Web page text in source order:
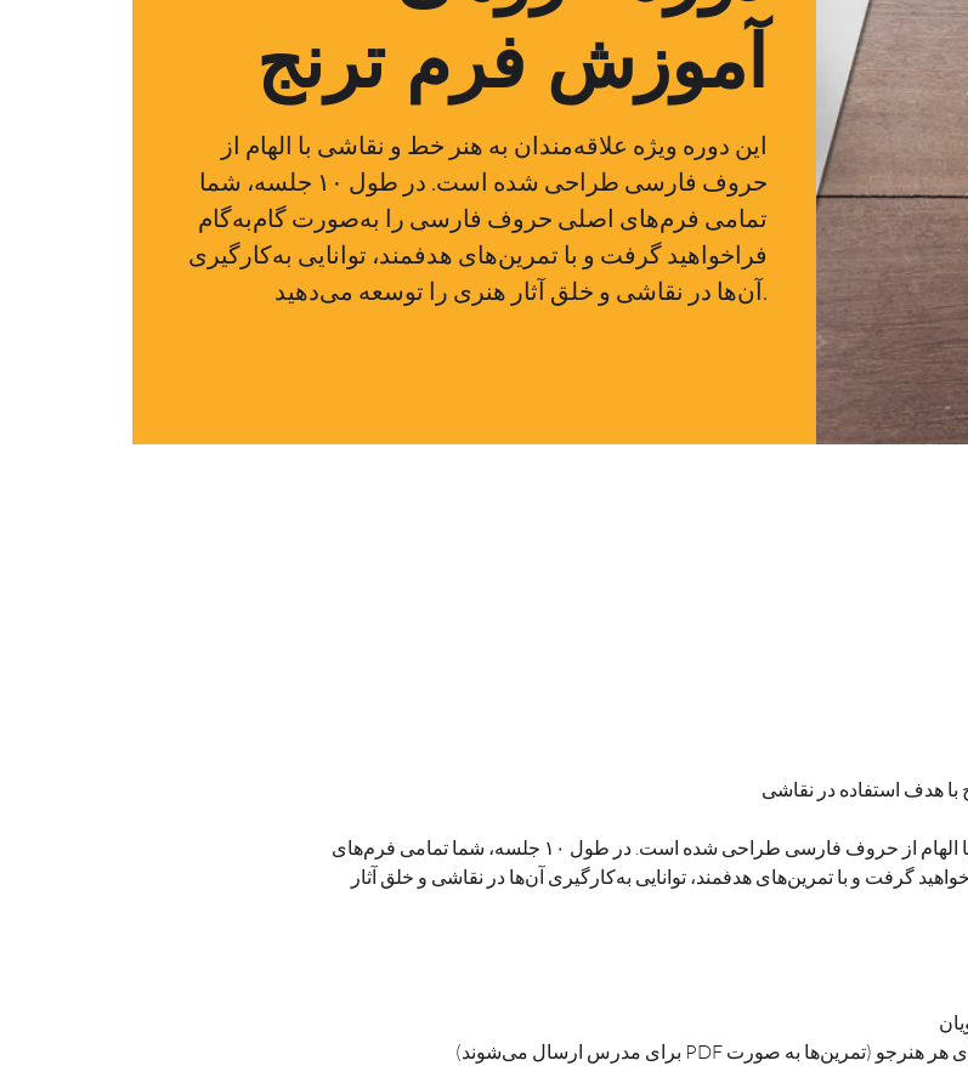
آموزش فرم ترنج
این دوره ویژه علاقه‌مندان به هنر خط و نقاشی با الهام از
حروف فارسی طراحی شده است. در طول ۱۰ جلسه، شما
تمامی فرم‌های اصلی حروف فارسی را به‌صورت گام‌به‌گام
فراخواهید گرفت و با تمرین‌های هدفمند، توانایی به‌کارگیری
آن‌ها در نقاشی و خلق آثار هنری را توسعه می‌دهید.
این دوره ویژه علاقه‌مندان به هنر خط و نقاشی با الهام از حروف فارسی طراحی شده است. در طول ۱۰ جلسه، شما تمامی فرم‌های
اصلی حروف فارسی را به‌صورت گام‌به‌گام فراخواهید گرفت و با تمرین‌های هدفمند، توانایی به‌کارگیری آن‌ها در نقاشی و خلق آثار